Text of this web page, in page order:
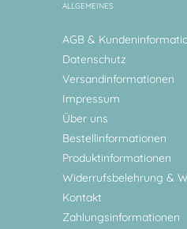
ALLGEMEINES
AGB &
Datenschutz
Versandinformationen
Impressum
Über uns
Bestellinformationen
Produktinformationen
Widerrufsbelehrung &
Kontakt
Zahlungsinformationen